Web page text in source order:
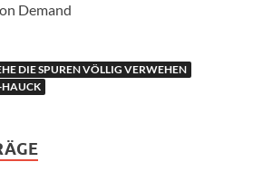
Demand
DIE SPUREN VÖLLIG VERWEHEN